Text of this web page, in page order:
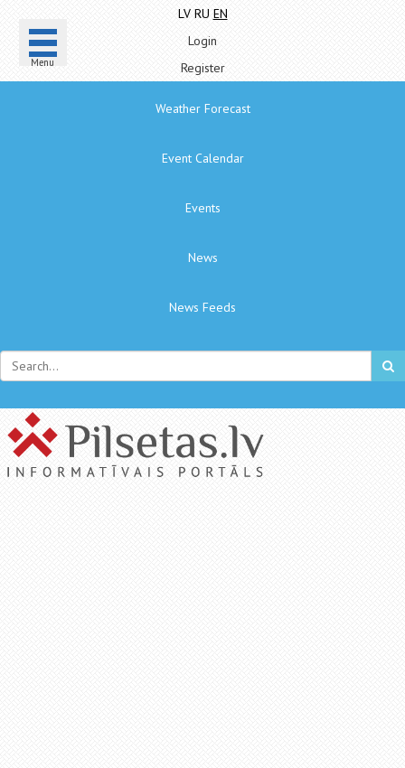
Menu
LV RU EN
Login
Register
Weather Forecast
Event Calendar
Events
News
News Feeds